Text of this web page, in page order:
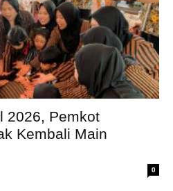
2026, Pemkot
Kembali Main
0